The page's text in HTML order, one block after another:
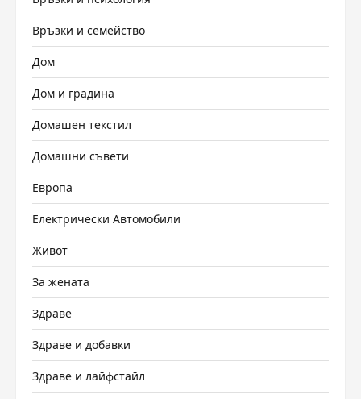
Връзки и семейство
Дом
Дом и градина
Домашен текстил
Домашни съвети
Европа
Електрически Автомобили
Живот
За жената
Здраве
Здраве и добавки
Здраве и лайфстайл